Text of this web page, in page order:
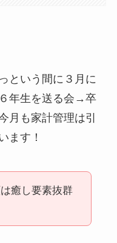
という間に３月に
年生を送る会→卒
月も家計管理は引
ます！
癒し要素抜群